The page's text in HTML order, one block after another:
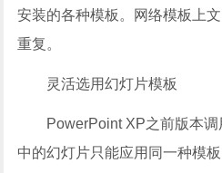
安装的各种模板。网络模板上
重复。
灵活选用幻灯片模板
PowerPoint XP之前版本调
中的幻灯片只能应用同一种模